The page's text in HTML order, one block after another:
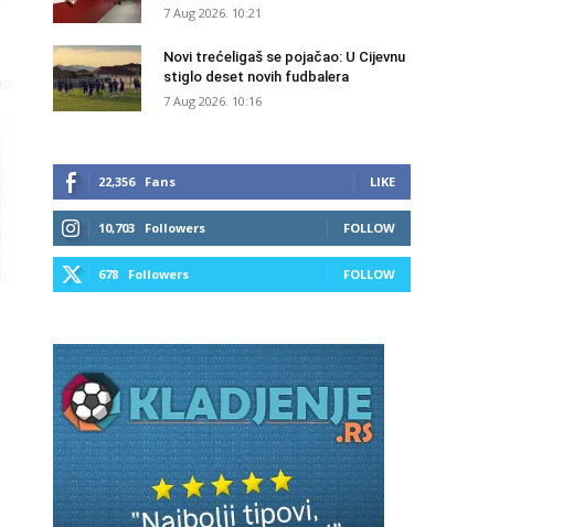
7 Aug 2026. 10:21
Novi trećeligaš se pojačao: U Cijevnu
stiglo deset novih fudbalera
7 Aug 2026. 10:16
22,356 Fans LIKE
10,703 Followers FOLLOW
678 Followers FOLLOW